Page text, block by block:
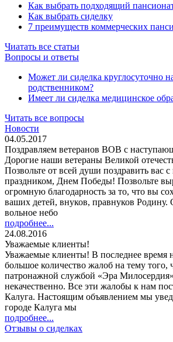
Как выбрать подходящий
Как выбрать сиделку
7 преимуществ коммерческих
Чиатать все статьи
Вопросы и ответы
Может ли сиделка круглосуточно
родственником?
Имеет ли сиделка медицинское
Читать все вопросы
Новости
04.05.2017
Поздравляем ветеранов ВОВ с
Дорогие наши ветераны Великой
Позвольте от всей души поздравить вас
праздником, Днем Победы! Позвольте
огромную благодарность за то, что вы
ваших детей, внуков, правнуков Родину.
вольное небо
подробнее...
24.08.2016
Уважаемые клиенты!
Уважаемые клиенты! В последнее время
большое количество жалоб на тему того,
патронажной службой «Эра
некачественно. Все эти жалобы к нам
Калуга. Настоящим объявлением мы
городе Калуга мы
подробнее...
Отзывы о сиделках